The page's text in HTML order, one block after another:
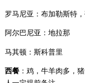
罗马尼亚：布加勒斯特
阿尔巴尼亚：地拉那
马其顿：斯科普里
西餐 ：鸡，牛羊肉多，